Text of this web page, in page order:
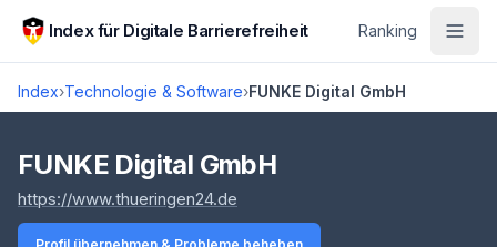
Zum Hauptinhalt springen
Index für Digitale Barrierefreiheit Ranking
Index›Technologie & Software›FUNKE Digital GmbH
Score lädt
FUNKE Digital GmbH
https://www.thueringen24.de